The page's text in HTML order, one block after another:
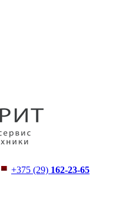
+375 (29) 162-23-65